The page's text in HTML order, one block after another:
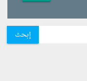
إبحث